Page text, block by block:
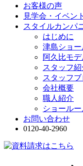
お客様の声
見学会・イベン
スタイルカンパ
はじめに
津島ショー
阿久比モ
スタッフ紹
スタッフ
会社概要
職人紹介
ショール
お問い合わせ
0120-40-2960